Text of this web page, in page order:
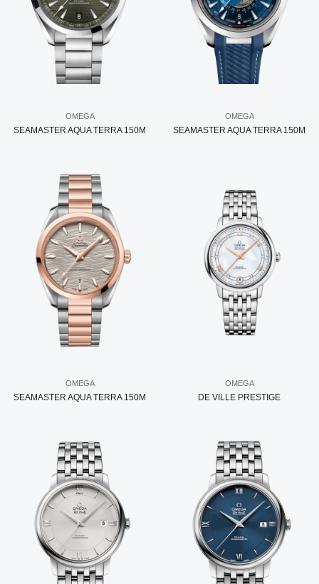
OMEGA
SEAMASTER AQUA TERRA 150M
OMEGA
SEAMASTER AQUA TERRA 150M
OMEGA
SEAMASTER AQUA TERRA 150M
OMEGA
DE VILLE PRESTIGE